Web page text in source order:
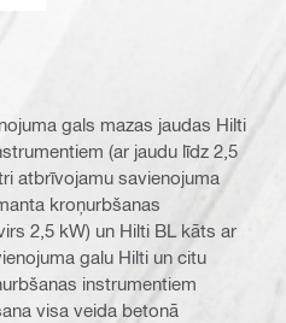
gals mazas jaudas Hilti
(ar jaudu līdz 2,5
atbrīvojamu savienojuma
kroņurbšanas
2,5 kW) un Hilti BL kāts ar
galu Hilti un citu
instrumentiem
visa veida betonā